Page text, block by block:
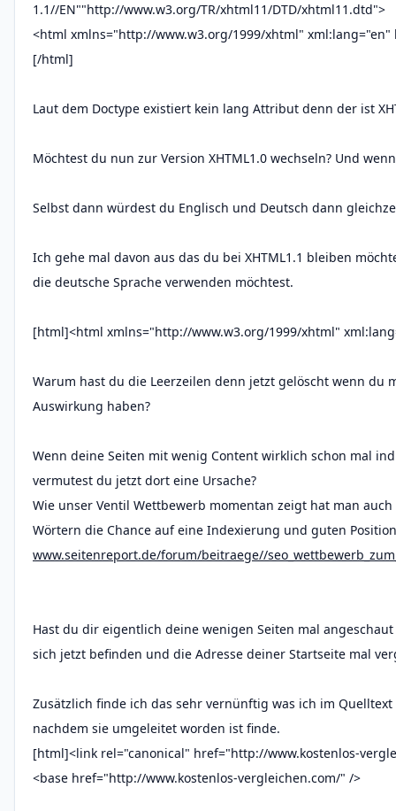
1.1//EN""http://www.w3.org/TR/xhtml11/DTD/xhtml11.dtd">
<html xmlns="http://www.w3.org/1999/xhtml" xml:lang="en"
[/html]
Laut dem Doctype existiert kein lang Attribut denn der ist
Möchtest du nun zur Version XHTML1.0 wechseln? Und
Selbst dann würdest du Englisch und Deutsch dann
Ich gehe mal davon aus das du bei XHTML1.1 bleiben
die deutsche Sprache verwenden möchtest.
[html]<html xmlns="http://www.w3.org/1999/xhtml"
Warum hast du die Leerzeilen denn jetzt gelöscht wenn du
Auswirkung haben?
Wenn deine Seiten mit wenig Content wirklich schon mal
vermutest du jetzt dort eine Ursache?
Wie unser Ventil Wettbewerb momentan zeigt hat man
Wörtern die Chance auf eine Indexierung und guten
www.seitenreport.de/forum/beitraege//
Hast du dir eigentlich deine wenigen Seiten mal
sich jetzt befinden und die Adresse deiner Startseite mal
Zusätzlich finde ich das sehr vernünftig was ich im
nachdem sie umgeleitet worden ist finde.
[html]<link rel="canonical" href="http://www.kostenlos-
<base href="http://www.kostenlos-vergleichen.com/" />